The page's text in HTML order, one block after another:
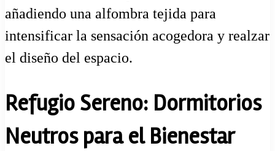
añadiendo una alfombra tejida para
intensificar la sensación acogedora y realzar
el diseño del espacio.
Refugio Sereno: Dormitorios
Neutros para el Bienestar